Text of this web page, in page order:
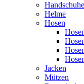
Handschuhe
Helme
Hosen
Jacken
Mützen